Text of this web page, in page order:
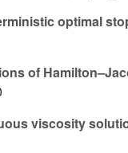
optimal
of
viscosity